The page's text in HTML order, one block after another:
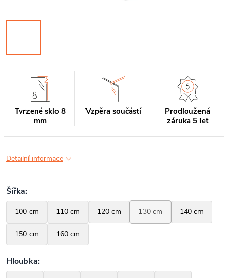
Tvrzené sklo 8
mm
Vzpěra součástí
Prodloužená
záruka 5 let
Detailní informace